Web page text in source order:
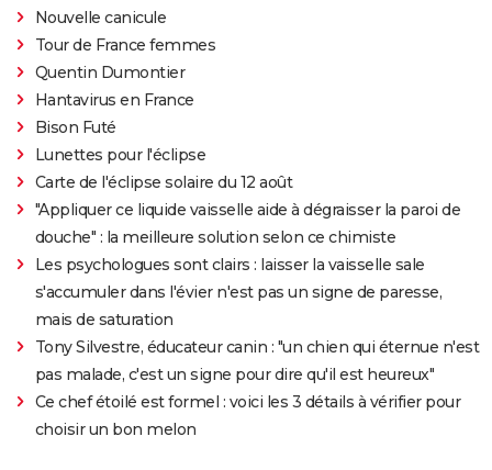
Nouvelle canicule
Tour de France femmes
Quentin Dumontier
Hantavirus en France
Bison Futé
Lunettes pour l'éclipse
Carte de l'éclipse solaire du 12 août
"Appliquer ce liquide vaisselle aide à dégraisser la paroi de
douche" : la meilleure solution selon ce chimiste
Les psychologues sont clairs : laisser la vaisselle sale
s'accumuler dans l'évier n'est pas un signe de paresse,
mais de saturation
Tony Silvestre, éducateur canin : "un chien qui éternue n'est
pas malade, c'est un signe pour dire qu'il est heureux"
Ce chef étoilé est formel : voici les 3 détails à vérifier pour
choisir un bon melon